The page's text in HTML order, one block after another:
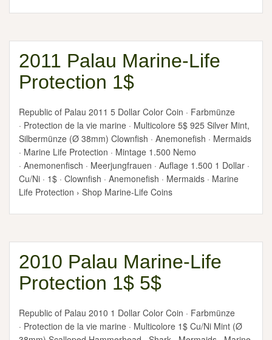
2011 Palau Marine-Life
Protection 1$
Republic of Palau 2011 5 Dollar Color Coin · Farbmünze
· Protection de la vie marine · Multicolore 5$ 925 Silver Mint,
Silbermünze (Ø 38mm) Clownfish · Anemonefish · Mermaids
· Marine Life Protection · Mintage 1.500 Nemo
· Anemonenfisch · Meerjungfrauen · Auflage 1.500 1 Dollar ·
Cu/Ni · 1$ · Clownfish · Anemonefish · Mermaids · Marine
Life Protection › Shop Marine-Life Coins
2010 Palau Marine-Life
Protection 1$ 5$
Republic of Palau 2010 1 Dollar Color Coin · Farbmünze
· Protection de la vie marine · Multicolore 1$ Cu/Ni Mint (Ø